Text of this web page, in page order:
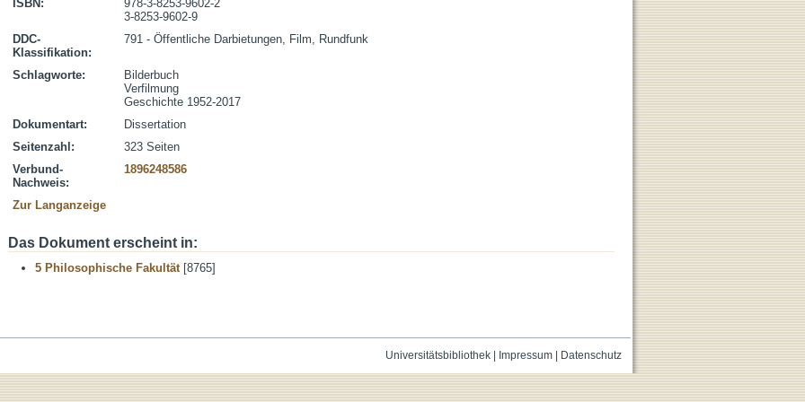
ISBN:
978-3-8253-9602-2
3-8253-9602-9
DDC-
Klassifikation:
791 - Öffentliche Darbietungen, Film, Rundfunk
Schlagworte:
Bilderbuch
Verfilmung
Geschichte 1952-2017
Dokumentart:
Dissertation
Seitenzahl:
323 Seiten
Verbund-
Nachweis:
1896248586
Zur Langanzeige
Das Dokument erscheint in:
5 Philosophische Fakultät[8765]
Universitätsbibliothek| Impressum| Datenschutz